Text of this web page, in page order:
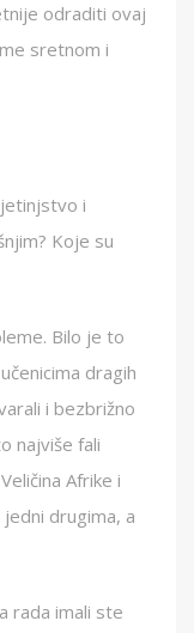
odraditi ovaj
sretnom i
i
Koje su
Bilo je to
dragih
i bezbrižno
najviše fali
Afrike i
drugima, a
rada imali ste